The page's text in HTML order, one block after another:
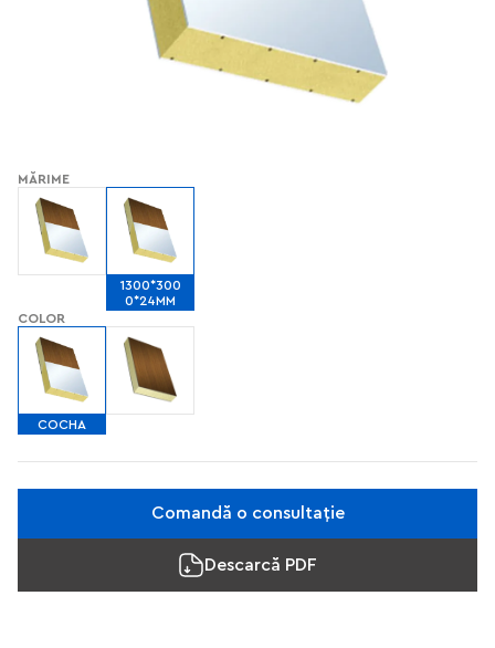
MĂRIME
1300*300
0*24MM
COLOR
СОСНА
Comandă o consultație
Descarcă PDF